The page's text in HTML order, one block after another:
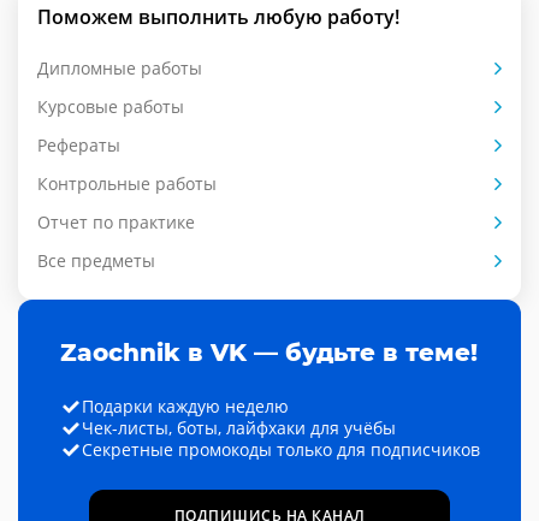
Поможем выполнить любую работу!
Дипломные работы
Курсовые работы
Рефераты
Контрольные работы
Отчет по практике
Все предметы
Zaochnik в VK — будьте в теме!
Подарки каждую неделю
Чек-листы, боты, лайфхаки для учёбы
Секретные промокоды только для подписчиков
ПОДПИШИСЬ НА КАНАЛ